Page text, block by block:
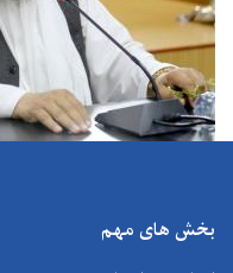
بخش های مهم